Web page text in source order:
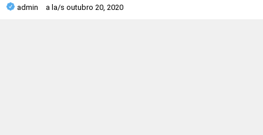
admin a la/s outubro 20, 2020